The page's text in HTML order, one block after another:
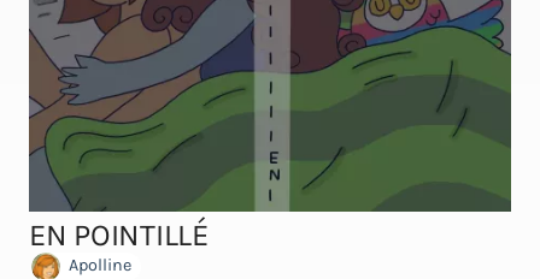
EN POINTILLÉ
Apolline